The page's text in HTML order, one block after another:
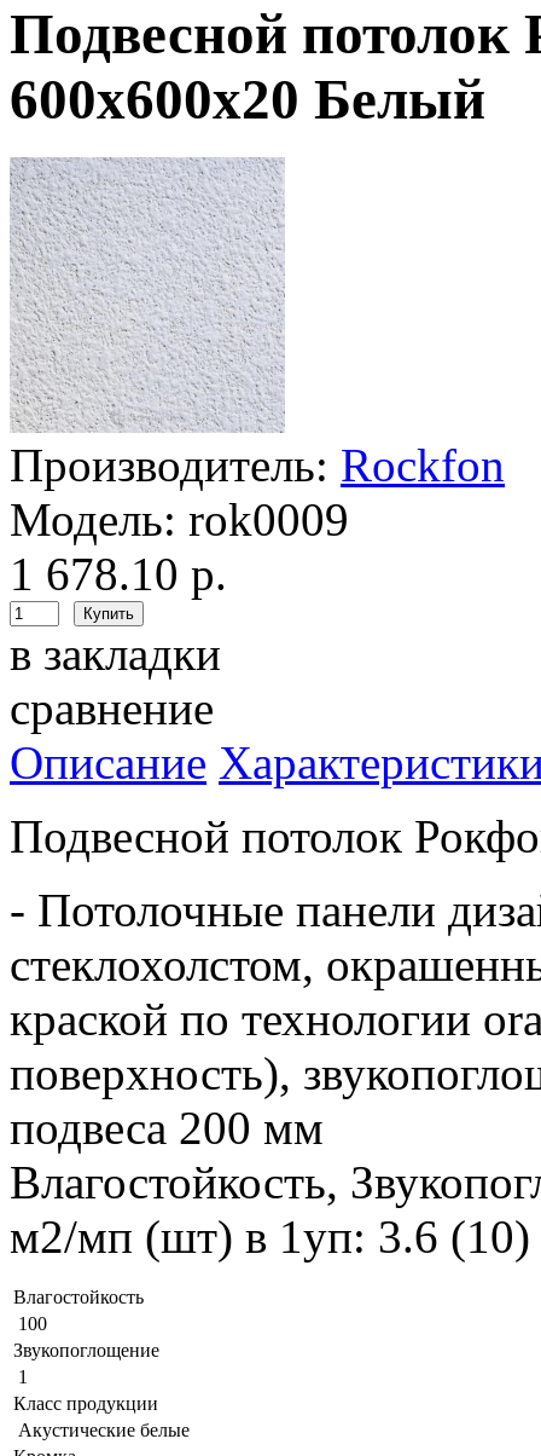
Подвесной
600x600x20 Белый
Производитель: Rockfon
Модель: rok0009
1 678.10 р.
в закладки
сравнение
Описание
Подвесной потолок
- Потолочные панели
стеклохолстом,
краской по технологии
поверхность),
подвеса 200 мм
Влагостойкость,
м2/мп (шт) в 1уп: 3.6 (10)
Влагостойкость
100
Звукопоглощение
1
Класс продукции
Акустические белые